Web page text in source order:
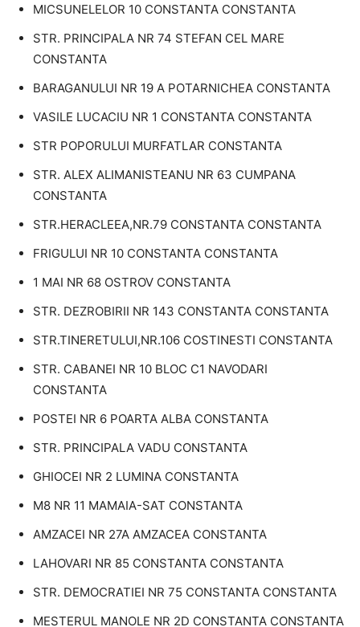
MICSUNELELOR 10 CONSTANTA CONSTANTA
STR. PRINCIPALA NR 74 STEFAN CEL MARE
CONSTANTA
BARAGANULUI NR 19 A POTARNICHEA CONSTANTA
VASILE LUCACIU NR 1 CONSTANTA CONSTANTA
STR POPORULUI MURFATLAR CONSTANTA
STR. ALEX ALIMANISTEANU NR 63 CUMPANA
CONSTANTA
STR.HERACLEEA,NR.79 CONSTANTA CONSTANTA
FRIGULUI NR 10 CONSTANTA CONSTANTA
1 MAI NR 68 OSTROV CONSTANTA
STR. DEZROBIRII NR 143 CONSTANTA CONSTANTA
STR.TINERETULUI,NR.106 COSTINESTI CONSTANTA
STR. CABANEI NR 10 BLOC C1 NAVODARI
CONSTANTA
POSTEI NR 6 POARTA ALBA CONSTANTA
STR. PRINCIPALA VADU CONSTANTA
GHIOCEI NR 2 LUMINA CONSTANTA
M8 NR 11 MAMAIA-SAT CONSTANTA
AMZACEI NR 27A AMZACEA CONSTANTA
LAHOVARI NR 85 CONSTANTA CONSTANTA
STR. DEMOCRATIEI NR 75 CONSTANTA CONSTANTA
MESTERUL MANOLE NR 2D CONSTANTA CONSTANTA